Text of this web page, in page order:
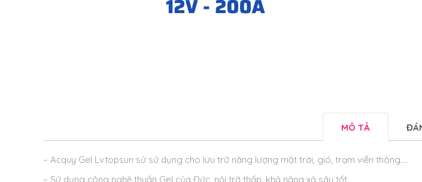
MÔ TẢ
– Acquy Gel Lvtopsun sử sử dụng cho lưu trữ năng lượng mặt trời, gió, trạm viễn thông….
– Sử dụng công nghệ thuần Gel của Đức, nội trở thấp, khả năng xả sâu tốt.